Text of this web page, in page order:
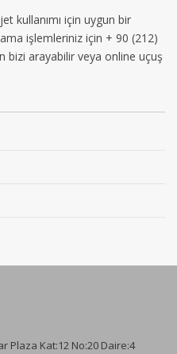
kullanımı için uygun bir
işlemleriniz için + 90 (212)
bizi arayabilir veya online uçuş
Plaza Kat:12 No:20 Daire:4